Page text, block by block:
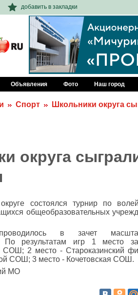
добавить в закладки
Объявления Фото Наш город
Спорт Школьники округа
округа
состоялся турнир по
общеобразовательных
в зачет
По результатам игр 1 место
СОШ; 2 место - Староказинский
СОШ; 3 место - Кочетовская СОШ.
МО